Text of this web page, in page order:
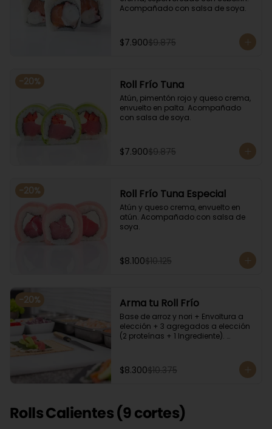
Acompañado con salsa de soya.
$7.900$9.875
-20% Roll Frío Tuna
Atún, pimentón rojo y queso crema,
envuelto en palta. Acompañado
con salsa de soya.
$7.900$9.875
-20% Roll Frío Tuna Especial
Atún y queso crema, envuelto en
atún. Acompañado con salsa de
soya.
$8.100$10.125
-20% Arma tu Roll Frío
Base de arroz y nori + Envoltura a
elección + 3 agregados a elección
(2 proteínas + 1 Ingrediente).
$8.300$10.375
Rolls Calientes (9 cortes)